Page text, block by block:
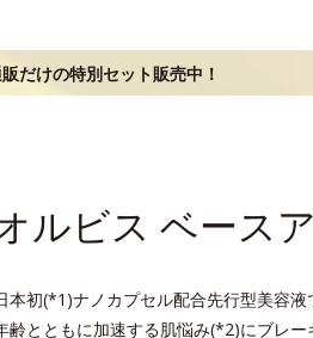
だけの特別セット販売中！
ルビス ベース
本初(*1)ナノカプセル配合先行型美容液
齢とともに加速する肌悩み(*2)にブレー